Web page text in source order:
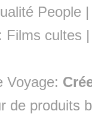
People
: Films cultes
Voyage:
de produits